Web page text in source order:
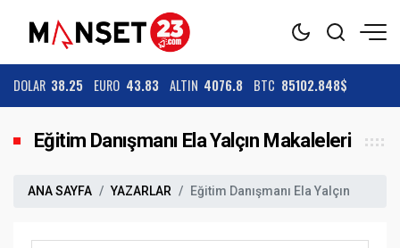
DOLAR 38.25 EURO 43.83 ALTIN 4076.8 BTC 85102.848$
Eğitim Danışmanı Ela Yalçın Makaleleri
ANA SAYFA YAZARLAR Eğitim Danışmanı Ela Yalçın